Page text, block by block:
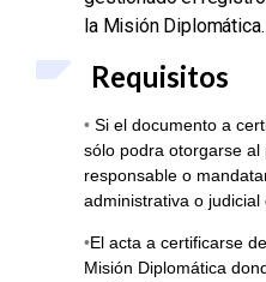
la Misión Diplomática.
Requisitos
• Si el documento a
sólo podra otorgarse al
responsable o
administrativa o judicial
•El acta a certificarse
Misión Diplomática